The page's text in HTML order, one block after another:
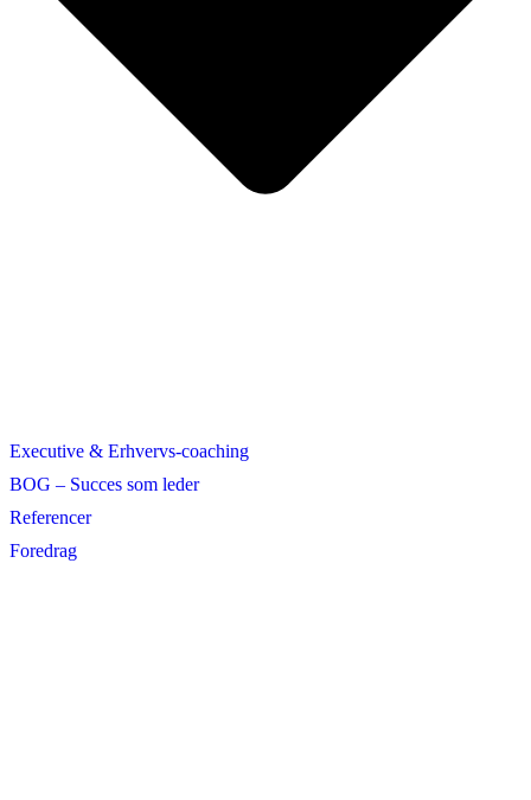
Executive & Erhvervs-coaching
BOG – Succes som leder
Referencer
Foredrag